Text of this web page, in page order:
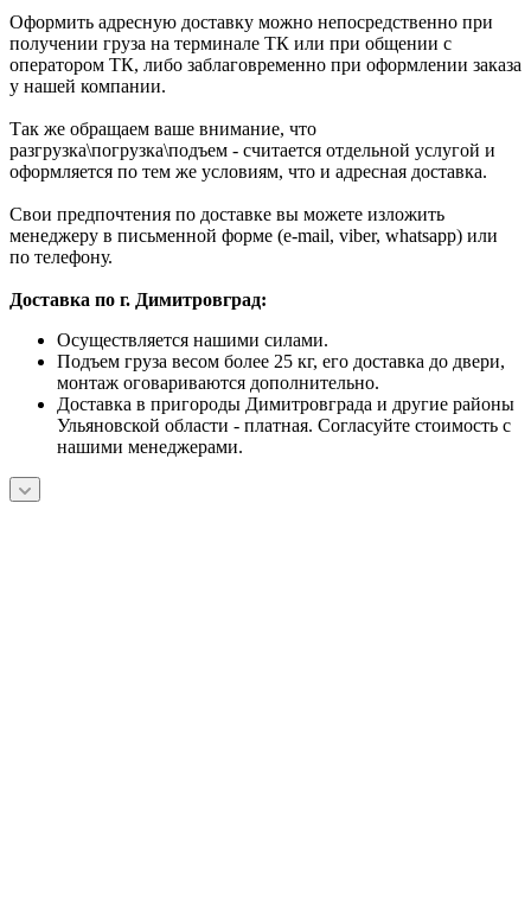
Оформить адресную доставку можно непосредственно при
получении груза на терминале ТК или при общении с
оператором ТК, либо заблаговременно при оформлении заказа
у нашей компании.
Так же обращаем ваше внимание, что
разгрузка\погрузка\подъем - считается отдельной услугой и
оформляется по тем же условиям, что и адресная доставка.
Свои предпочтения по доставке вы можете изложить
менеджеру в письменной форме (e-mail, viber, whatsapp) или
по телефону.
Доставка по г. Димитровград:
Осуществляется нашими силами.
Подъем груза весом более 25 кг, его доставка до двери,
монтаж оговариваются дополнительно.
Доставка в пригороды Димитровграда и другие районы
Ульяновской области - платная. Согласуйте стоимость с
нашими менеджерами.